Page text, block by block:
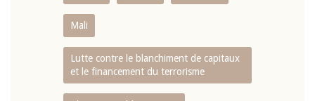
Mali
Lutte contre le blanchiment de capitaux
et le financement du terrorisme